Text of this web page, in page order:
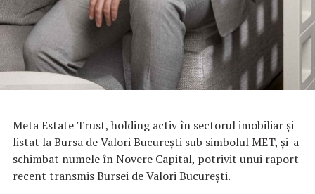
Meta Estate Trust, holding activ în sectorul imobiliar și
listat la Bursa de Valori București sub simbolul MET, și-a
schimbat numele în Novere Capital, potrivit unui raport
recent transmis Bursei de Valori București.